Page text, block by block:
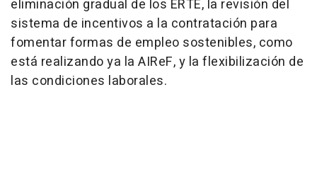
eliminación gradual de los ERTE, la revisión del
sistema de incentivos a la contratación para
fomentar formas de empleo sostenibles, como
está realizando ya la AIReF, y la flexibilización de
las condiciones laborales.